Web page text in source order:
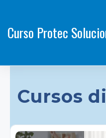
Curso Protec
Cursos